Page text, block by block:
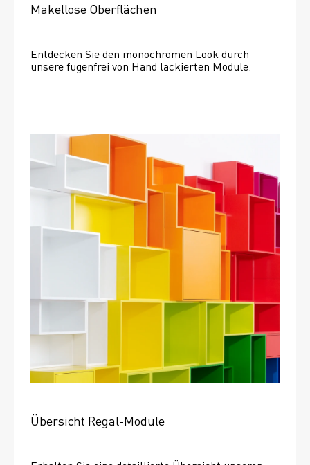
Makellose Oberflächen
Entdecken Sie den monochromen Look durch
unsere fugenfrei von Hand lackierten Module.
Übersicht Regal-Module